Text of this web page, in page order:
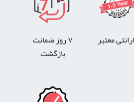
معتبر
۷ روز ضمانت
بازگشت